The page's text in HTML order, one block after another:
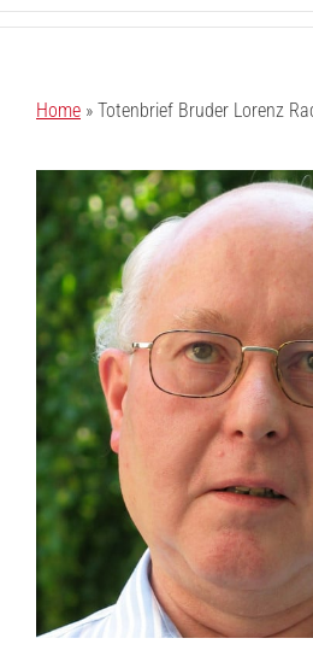
Home » Totenbrief Bruder Lorenz